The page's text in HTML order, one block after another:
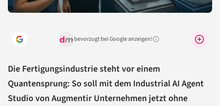
bevorzugt bei Google anzeigen!Warum lohnt sich das?
Die Fertigungsindustrie steht vor einem
Quantensprung: So soll mit dem Industrial AI Agent
Studio von Augmentir Unternehmen jetzt ohne